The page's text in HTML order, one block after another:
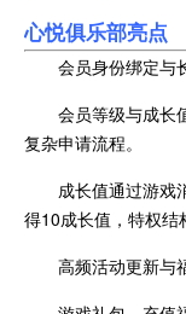
心悦俱乐部亮点
会员身份绑定与
会员等级与成长
复杂申请流程。
成长值通过游戏
得10成长值，特权结
高频活动更新与